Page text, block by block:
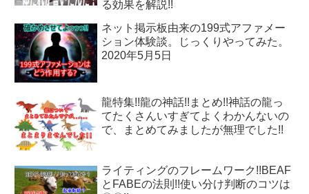
る効果を解説!!
ネット掲示板由来の199式アファメー
ション体験談。じっくりやってみた。
2020年5月5日
龍特集!!龍の神話!!まとめ!!神話の龍っ
てたくさんいすぎてよくわかんないの
で、まとめてみましたが無理でした!!
ライティングのフレームワーク!!BEAF
とFABEの法則!!使い分け判断のコツは